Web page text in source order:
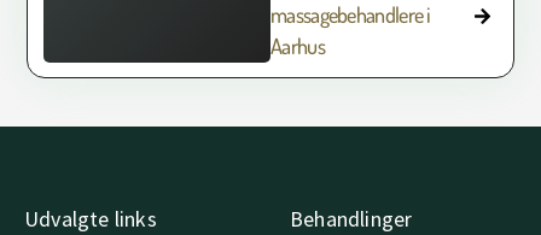
massagebehandlere i
Aarhus
Udvalgte links Behandlinger